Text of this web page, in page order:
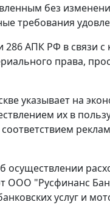
без
требования
286АПК РФ в связи с
права,
указывает на
их в
осуществлении
ООО "Русфинанс
услуг и